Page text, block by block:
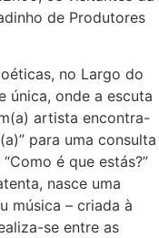
de Produtores
no Largo do
única, onde a escuta
artista encontra-
para uma consulta
é que estás?”
nasce uma
música – criada à
se entre as